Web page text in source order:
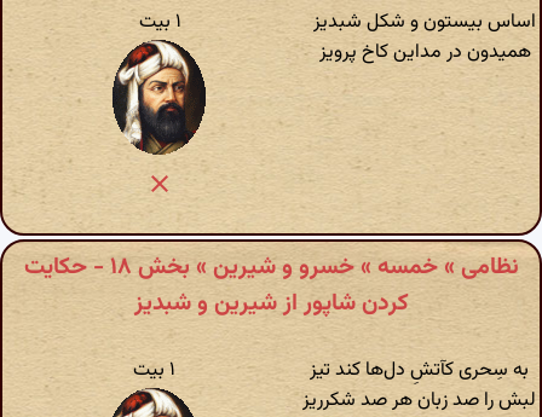
اساس بیستون و شکل شبدیز
همیدون در مداین کاخ پرویز
۱ بیت
نظامی » خمسه » خسرو و شیرین » بخش ۱۸ - حکایت
کردن شاپور از شیرین و شبدیز
به سِحری کآتشِ دل‌ها کند تیز
لبش را صد زبان هر صد شکرریز
۱ بیت